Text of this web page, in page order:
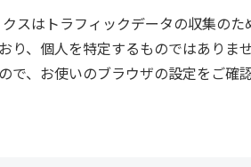
スはトラフィックデータの収集の
り、個人を特定するものではあり
で、お使いのブラウザの設定をご確